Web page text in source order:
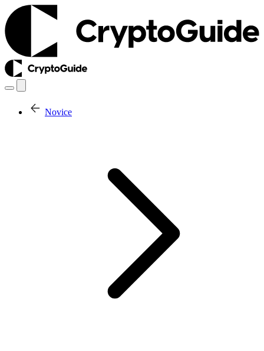
Novice